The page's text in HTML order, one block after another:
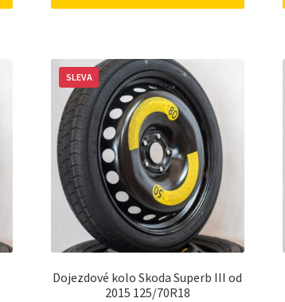
663Kč.
453Kč.
Dojezdové kolo Skoda Superb III od
2015 125/70R18
SLEVA